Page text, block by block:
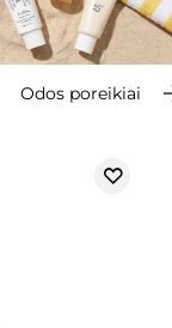
Odos poreikiai